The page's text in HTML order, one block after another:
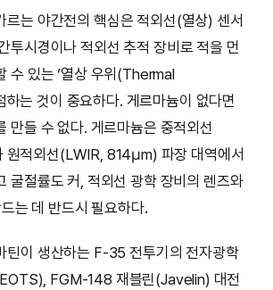
르는 야간전의 핵심은 적외선(열상) 센서
투시경이나 적외선 추적 장비로 적을 먼
수 있는 ‘열상 우위(Thermal
는 것이 중요하다. 게르마늄이 없다면
만들 수 없다. 게르마늄은 중적외선
적외선(LWIR, 814µm) 파장 대역에서
굴절률도 커, 적외선 광학 장비의 렌즈와
는 데 반드시 필요하다.
틴이 생산하는 F-35 전투기의 전자광학
FGM-148 재블린(Javelin) 대전